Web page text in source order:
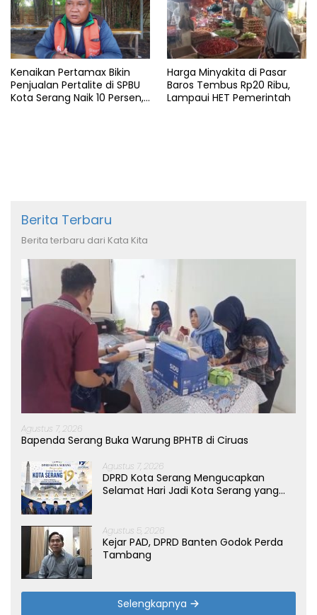
Kenaikan Pertamax Bikin
Penjualan Pertalite di SPBU
Kota Serang Naik 10 Persen,
Harga Minyakita di Pasar
Baros Tembus Rp20 Ribu,
Lampaui HET Pemerintah
Berita Terbaru
Berita terbaru dari Kata Kita
Agustus 7, 2026
Bapenda Serang Buka Warung BPHTB di Ciruas
Agustus 7, 2026
DPRD Kota Serang Mengucapkan
Selamat Hari Jadi Kota Serang yang
Agustus 5, 2026
Kejar PAD, DPRD Banten Godok Perda
Tambang
Selengkapnya